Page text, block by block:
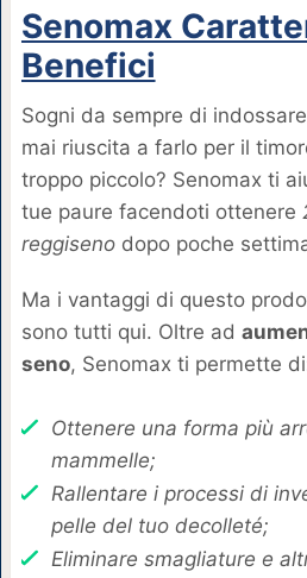
Senomax
Benefici
Sogni da sempre di
mai riuscita a farlo per il
troppo piccolo? Senomax ti
tue paure facendoti ottenere
reggisenodopo poche
Ma i vantaggi di questo
sono tutti qui. Oltre ad
seno, Senomax ti permette
Ottenere una forma più
mammelle;
Rallentare i processi di
pelle del tuo decolleté;
Eliminare smagliature e